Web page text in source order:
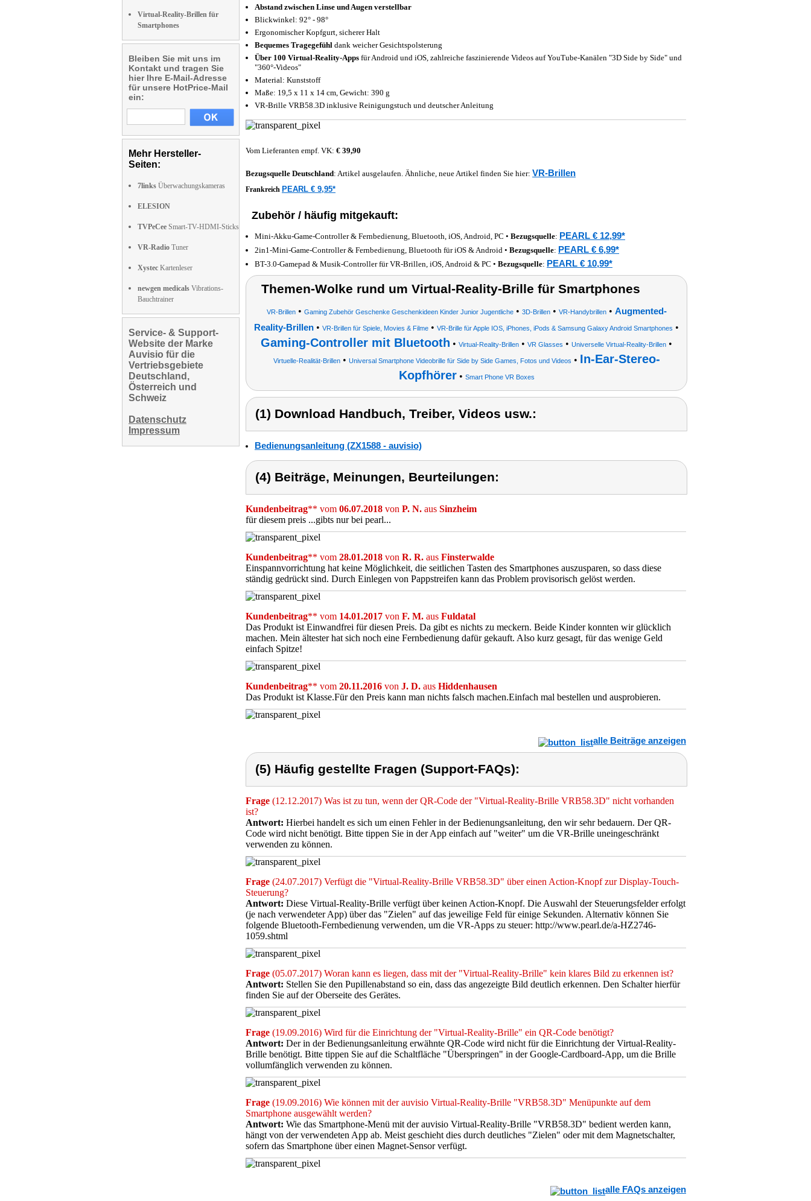
Virtual-Reality-Brillen für
Smartphones
Bleiben Sie mit uns im
Kontakt und tragen Sie
hier Ihre E-Mail-Adresse
für unsere HotPrice-Mail
ein:
Mehr Hersteller-
Seiten:
7links Überwachungskameras
ELESION
TVPeCee Smart-TV-HDMI-Sticks
VR-Radio Tuner
Xystec Kartenleser
newgen medicals Vibrations-
Bauchtrainer
Service- & Support-
Website der Marke
Auvisio für die
Vertriebsgebiete
Deutschland,
Österreich und
Schweiz
Datenschutz
Impressum
Abstand zwischen Linse und Augen verstellbar
Blickwinkel: 92° - 98°
Ergonomischer Kopfgurt, sicherer Halt
Bequemes Tragegefühl dank weicher Gesichtspolsterung
Über 100 Virtual-Reality-Apps für Android und iOS, zahlreiche faszinierende Videos auf YouTube-Kanälen "3D Side by Side" und
"360°-Videos"
Material: Kunststoff
Maße: 19,5 x 11 x 14 cm, Gewicht: 390 g
VR-Brille VRB58.3D inklusive Reinigungstuch und deutscher Anleitung
Vom Lieferanten empf. VK: € 39,90
Bezugsquelle Deutschland: Artikel ausgelaufen. Ähnliche, neue Artikel finden Sie hier: VR-Brillen
Frankreich PEARL € 9,95*
Zubehör / häufig mitgekauft:
Mini-Akku-Game-Controller & Fernbedienung, Bluetooth, iOS, Android, PC • Bezugsquelle: PEARL € 12,99*
2in1-Mini-Game-Controller & Fernbedienung, Bluetooth für iOS & Android • Bezugsquelle: PEARL € 6,99*
BT-3.0-Gamepad & Musik-Controller für VR-Brillen, iOS, Android & PC • Bezugsquelle: PEARL € 10,99*
Themen-Wolke rund um Virtual-Reality-Brille für Smartphones
VR-Brillen• Gaming Zubehör Geschenke Geschenkideen Kinder Junior Jugentliche• 3D-Brillen• VR-Handybrillen• Augmented-
Reality-Brillen • VR-Brillen für Spiele, Movies & Filme • VR-Brille für Apple IOS, iPhones, iPods & Samsung Galaxy Android Smartphones •
Gaming-Controller mit Bluetooth • Virtual-Reality-Brillen • VR Glasses • Universelle Virtual-Reality-Brillen •
Virtuelle-Realität-Brillen• Universal Smartphone Videobrille für Side by Side Games, Fotos und Videos • In-Ear-Stereo-
Kopfhörer• Smart Phone VR Boxes
(1) Download Handbuch, Treiber, Videos usw.:
Bedienungsanleitung (ZX1588 - auvisio)
(4) Beiträge, Meinungen, Beurteilungen:
Kundenbeitrag** vom 06.07.2018 von P. N. aus Sinzheim
für diesem preis ...gibts nur bei pearl...
Kundenbeitrag** vom 28.01.2018 von R. R. aus Finsterwalde
Einspannvorrichtung hat keine Möglichkeit, die seitlichen Tasten des Smartphones auszusparen, so dass diese
ständig gedrückt sind. Durch Einlegen von Pappstreifen kann das Problem provisorisch gelöst werden.
Kundenbeitrag** vom 14.01.2017 von F. M. aus Fuldatal
Das Produkt ist Einwandfrei für diesen Preis. Da gibt es nichts zu meckern. Beide Kinder konnten wir glücklich
machen. Mein ältester hat sich noch eine Fernbedienung dafür gekauft. Also kurz gesagt, für das wenige Geld
einfach Spitze!
Kundenbeitrag** vom 20.11.2016 von J. D. aus Hiddenhausen
Das Produkt ist Klasse.Für den Preis kann man nichts falsch machen.Einfach mal bestellen und ausprobieren.
alle Beiträge anzeigen
(5) Häufig gestellte Fragen (Support-FAQs):
Frage (12.12.2017) Was ist zu tun, wenn der QR-Code der "Virtual-Reality-Brille VRB58.3D" nicht vorhanden
ist?
Antwort: Hierbei handelt es sich um einen Fehler in der Bedienungsanleitung, den wir sehr bedauern. Der QR-
Code wird nicht benötigt. Bitte tippen Sie in der App einfach auf "weiter" um die VR-Brille uneingeschränkt
verwenden zu können.
Frage (24.07.2017) Verfügt die "Virtual-Reality-Brille VRB58.3D" über einen Action-Knopf zur Display-Touch-
Steuerung?
Antwort: Diese Virtual-Reality-Brille verfügt über keinen Action-Knopf. Die Auswahl der Steuerungsfelder erfolgt
(je nach verwendeter App) über das "Zielen" auf das jeweilige Feld für einige Sekunden. Alternativ können Sie
folgende Bluetooth-Fernbedienung verwenden, um die VR-Apps zu steuer: http://www.pearl.de/a-HZ2746-
1059.shtml
Frage (05.07.2017) Woran kann es liegen, dass mit der "Virtual-Reality-Brille" kein klares Bild zu erkennen ist?
Antwort: Stellen Sie den Pupillenabstand so ein, dass das angezeigte Bild deutlich erkennen. Den Schalter hierfür
finden Sie auf der Oberseite des Gerätes.
Frage (19.09.2016) Wird für die Einrichtung der "Virtual-Reality-Brille" ein QR-Code benötigt?
Antwort: Der in der Bedienungsanleitung erwähnte QR-Code wird nicht für die Einrichtung der Virtual-Reality-
Brille benötigt. Bitte tippen Sie auf die Schaltfläche "Überspringen" in der Google-Cardboard-App, um die Brille
vollumfänglich verwenden zu können.
Frage (19.09.2016) Wie können mit der auvisio Virtual-Reality-Brille "VRB58.3D" Menüpunkte auf dem
Smartphone ausgewählt werden?
Antwort: Wie das Smartphone-Menü mit der auvisio Virtual-Reality-Brille "VRB58.3D" bedient werden kann,
hängt von der verwendeten App ab. Meist geschieht dies durch deutliches "Zielen" oder mit dem Magnetschalter,
sofern das Smartphone über einen Magnet-Sensor verfügt.
alle FAQs anzeigen